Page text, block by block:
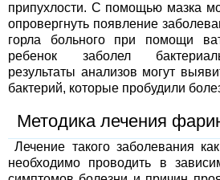
припухлости. С помощью мазка
опровергнуть появление
горла больного при помощи
ребенок заболел
результаты анализов могут
бактерий, которые пробудили
Методика лечения
Лечение такого заболевания
необходимо проводить в